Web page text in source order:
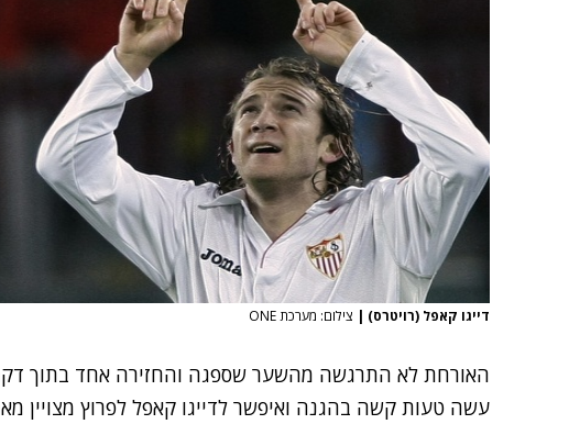
דייגו קאפל (רויטרס) | צילום: מערכת ONE
האורחת לא התרגשה מהשער שספגה והחזירה אחד בתוך
עשה טעות קשה בהגנה ואיפשר לדייגו קאפל לפרוץ מצויין